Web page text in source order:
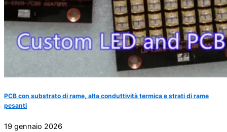
PCB con substrato di rame, alta conduttività termica e strati di rame
pesanti
19 gennaio 2026